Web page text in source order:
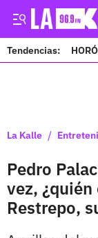
Tendencias:
La Kalle /
Pedro
vez,
Restrepo,